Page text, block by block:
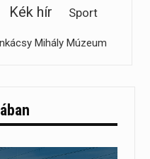
Kék hír Sport
Mihály Múzeum